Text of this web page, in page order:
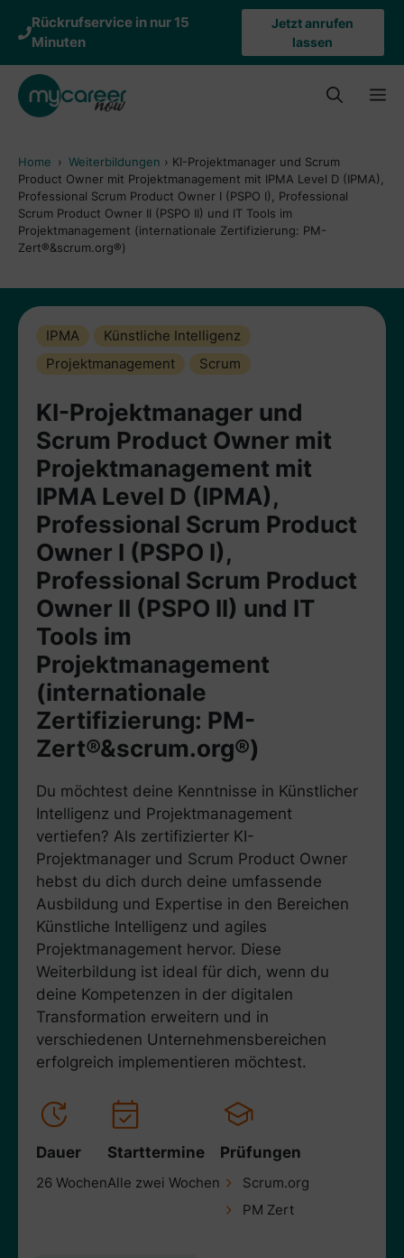
Inhalt
Rückrufservice in nur 15
Minuten
Jetzt anrufen
lassen
Home › Weiterbildungen › KI-Projektmanager und Scrum
Product Owner mit Projektmanagement mit IPMA Level D (IPMA),
Professional Scrum Product Owner I (PSPO I), Professional
Scrum Product Owner II (PSPO II) und IT Tools im
Projektmanagement (internationale Zertifizierung: PM-
Zert®&scrum.org®)
IPMA
Künstliche Intelligenz
Projektmanagement
Scrum
KI-Projektmanager und
Scrum Product Owner mit
Projektmanagement mit
IPMA Level D (IPMA),
Professional Scrum Product
Owner I (PSPO I),
Professional Scrum Product
Owner II (PSPO II) und IT
Tools im
Projektmanagement
(internationale
Zertifizierung: PM-
Zert®&scrum.org®)
Du möchtest deine Kenntnisse in Künstlicher
Intelligenz und Projektmanagement
vertiefen? Als zertifizierter KI-
Projektmanager und Scrum Product Owner
hebst du dich durch deine umfassende
Ausbildung und Expertise in den Bereichen
Künstliche Intelligenz und agiles
Projektmanagement hervor. Diese
Weiterbildung ist ideal für dich, wenn du
deine Kompetenzen in der digitalen
Transformation erweitern und in
verschiedenen Unternehmensbereichen
erfolgreich implementieren möchtest.
Dauer
26 Wochen
Starttermine
Alle zwei Wochen
Prüfungen
Scrum.org
PM Zert